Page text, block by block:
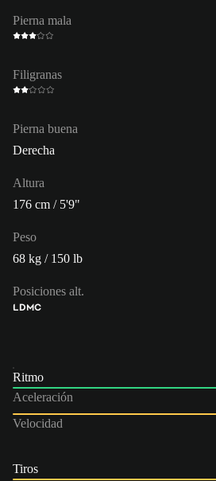
Pierna mala
Filigranas
Pierna buena
Derecha
Altura
176 cm / 5'9"
Peso
68 kg / 150 lb
Posiciones alt.
LDMC
Ritmo
Aceleración
Velocidad
Tiros